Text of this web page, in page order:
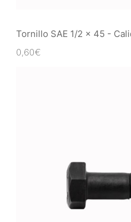
Tornillo SAE 1/2 x 45 -
0,60€